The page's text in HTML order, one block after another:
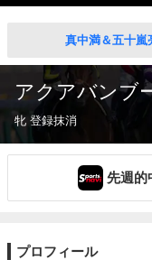
真中満＆五十嵐
アクアバンブ
牝 登録抹消
先週的
プロフィール